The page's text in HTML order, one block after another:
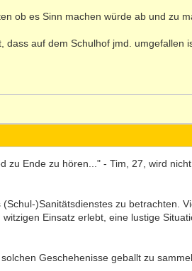
ob es Sinn machen würde ab und zu
auf dem Schulhof jmd. umgefallen
zu Ende zu hören..." - Tim, 27, wird nicht
)Sanitätsdienstes zu betrachten.
Einsatz erlebt, eine lustige
Geschehenisse geballt zu